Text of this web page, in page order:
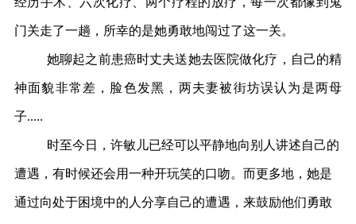
门关走了一趟，所幸的是她勇敢地闯过了这一关。
她聊起之前患癌时丈夫送她去医院做化疗，自己的精
神面貌非常差，脸色发黑，两夫妻被街坊误认为是两母
子.....
时至今日，许敏儿已经可以平静地向别人讲述自己的
遭遇，有时候还会用一种开玩笑的口吻。而更多地，她是
通过向处于困境中的人分享自己的遭遇，来鼓励他们勇敢